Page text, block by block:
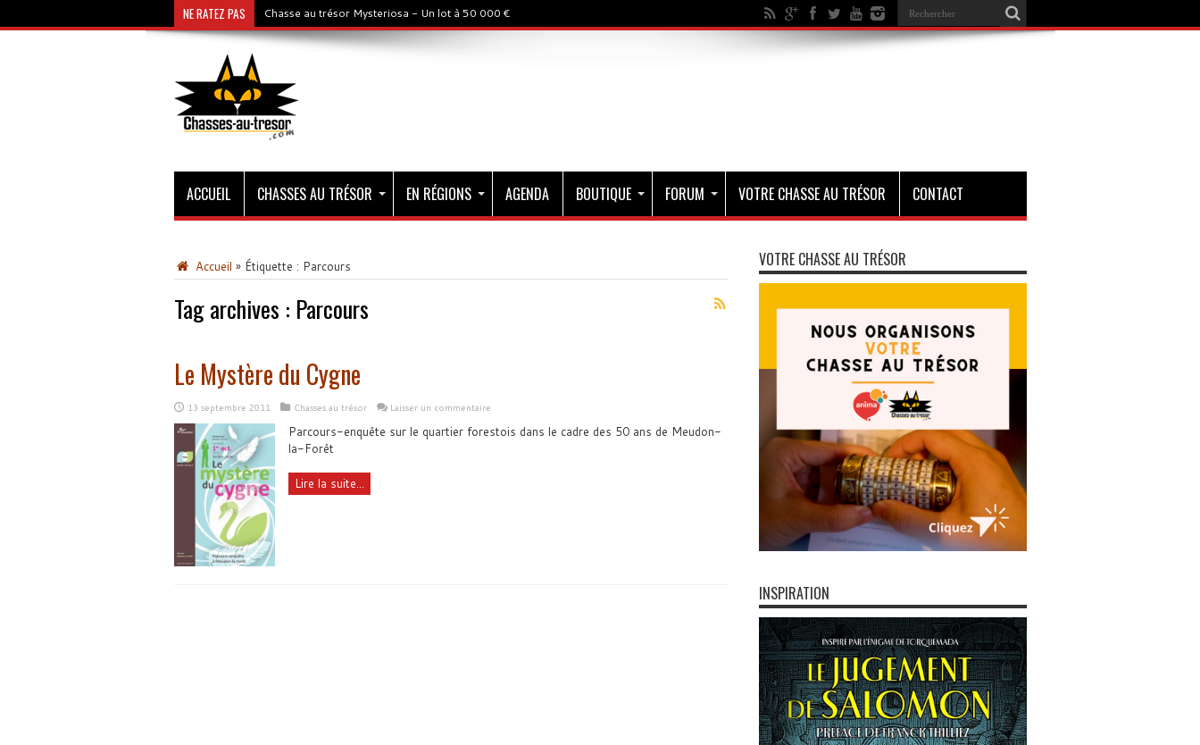
NE RATEZ PAS Chasse au trésor Mysteriosa - Un lot à 50 000 €
ACCUEIL CHASSES AU TRÉSOR EN RÉGIONS AGENDA BOUTIQUE FORUM VOTRE CHASSE AU TRÉSOR CONTACT
Accueil » Étiquette : Parcours
Tag archives : Parcours
Le Mystère du Cygne
13 septembre 2011 Chasses au trésor Laisser un commentaire
Parcours-enquête sur le quartier forestois dans le cadre des 50 ans de Meudon-
la-Forêt
Lire la suite...
VOTRE CHASSE AU TRÉSOR
INSPIRATION